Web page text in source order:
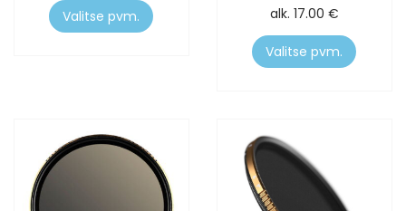
Valitse pvm.
alk. 17.00 €
Valitse pvm.